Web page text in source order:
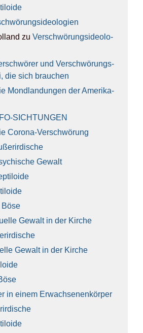
zu Ver­schwö­rungs­ideo­lo­
und Ver­schwö­rungs­
die sich brau­chen
Mond­lan­dun­gen der Ame­ri­ka­
SICH­TUN­GEN
Coro­na-Ver­schwö­rung
Gewalt
Böse
Gewalt in der Kir­che
Gewalt in der Kir­che
in einem Erwach­se­nen­kör­per